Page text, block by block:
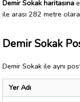
Demir Sokak haritasına
ile arası 282 metre
Demir Sokak
Demir Sokak ile aynı
Yer Adı